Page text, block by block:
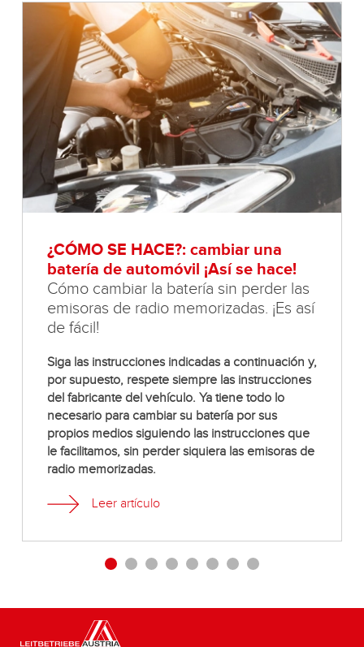
¿CÓMO SE HACE?: cambiar una
batería de automóvil ¡Así se hace!
Cómo cambiar la batería sin perder las
emisoras de radio memorizadas. ¡Es así
de fácil!
Siga las instrucciones indicadas a continuación y,
por supuesto, respete siempre las instrucciones
del fabricante del vehículo. Ya tiene todo lo
necesario para cambiar su batería por sus
propios medios siguiendo las instrucciones que
le facilitamos, sin perder siquiera las emisoras de
radio memorizadas.
Leer artículo